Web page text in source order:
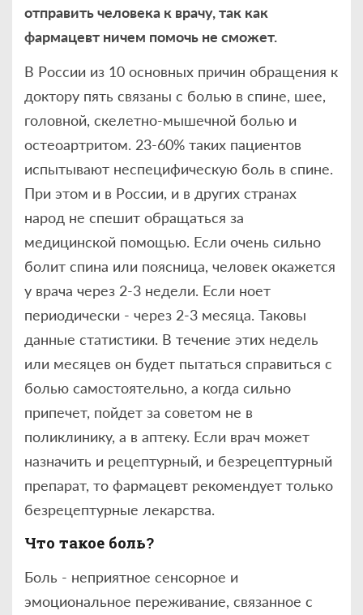
отправить человека к врачу, так как
фармацевт ничем помочь не сможет.
В России из 10 основных причин обращения к
доктору пять связаны с болью в спине, шее,
головной, скелетно-мышечной болью и
остеоартритом. 23-60% таких пациентов
испытывают неспецифическую боль в спине.
При этом и в России, и в других странах
народ не спешит обращаться за
медицинской помощью. Если очень сильно
болит спина или поясница, человек окажется
у врача через 2-3 недели. Если ноет
периодически - через 2-3 месяца. Таковы
данные статистики. В течение этих недель
или месяцев он будет пытаться справиться с
болью самостоятельно, а когда сильно
припечет, пойдет за советом не в
поликлинику, а в аптеку. Если врач может
назначить и рецептурный, и безрецептурный
препарат, то фармацевт рекомендует только
безрецептурные лекарства.
Что такое боль?
Боль - неприятное сенсорное и
эмоциональное переживание, связанное с